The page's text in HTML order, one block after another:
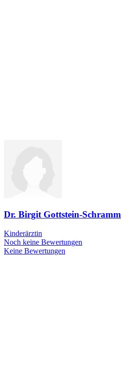
Dr. Birgit Gottstein-Schramm
Kinderärztin
Noch keine Bewertungen
Keine Bewertungen